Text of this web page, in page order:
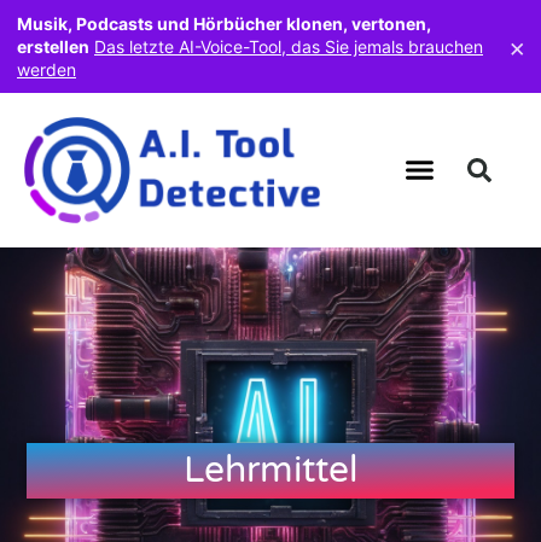
Lehrmittel
Musik, Podcasts und Hörbücher klonen, vertonen,
erstellen Das letzte AI-Voice-Tool, das Sie jemals brauchen
werden
×